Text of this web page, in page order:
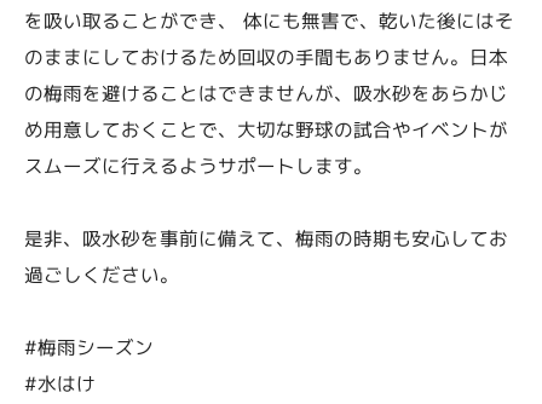
を吸い取ることができ、 体にも無害で、乾いた後にはそ
のままにしておけるため回収の手間もありません。日本
の梅雨を避けることはできませんが、吸水砂をあらかじ
め用意しておくことで、大切な野球の試合やイベントが
スムーズに行えるようサポートします。
是非、吸水砂を事前に備えて、梅雨の時期も安心してお
過ごしください。
#梅雨シーズン
#水はけ